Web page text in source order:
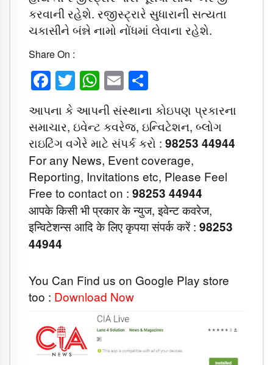
કરવાની રહેશે. રજીસ્ટ્રારે સુધારાની સત્યતા
ચકાસીને બંન્ને નામો નોંધમાં લેવાના રહેશે.
Share On :
Facebook
TwitterWhatsApp
Email
આપના કે આપની સંસ્થાના કોઇપણ પ્રકારના
સમાચાર, ઇવેન્ટ કવરેજ, ઇન્વિટેશન, બ્લોગ
રાઇટિંગ વગેેરે માટે સંપર્ક કરો : 98253 44944
For any News, Event coverage,
Reporting, Invitations etc, Please Feel
Free to contact on : 98253 44944
आपके किसी भी प्रकार के न्युज, इवेन्ट कवरेज,
इन्विटेशन्स आदि के लिए कृपया संपर्क करें : 98253
44944
You Can Find us on Google Play store
too : Download Now